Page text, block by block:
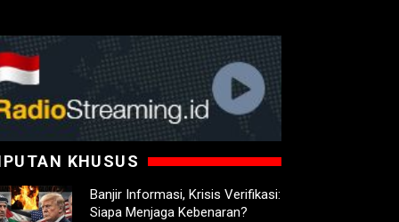
KHUSUS
Banjir Informasi, Krisis Verifikasi:
Siapa Menjaga Kebenaran?